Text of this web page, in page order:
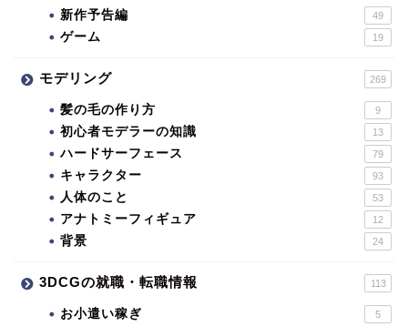
新作予告編 49
ゲーム 19
モデリング 269
髪の毛の作り方 9
初心者モデラーの知識 13
ハードサーフェース 79
キャラクター 93
人体のこと 53
アナトミーフィギュア 12
背景 24
3DCGの就職・転職情報 113
お小遣い稼ぎ 5